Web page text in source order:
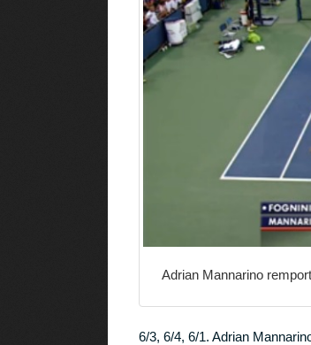
Adrian Mannarino
6/3, 6/4, 6/1. Adrian